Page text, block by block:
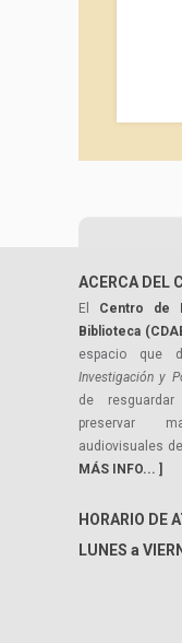
ACERCA DEL
El Centro de
Biblioteca
espacio que
Investigación y
de
preservar
audiovisuales
MÁS INFO... ]
HORARIO DE
LUNES a